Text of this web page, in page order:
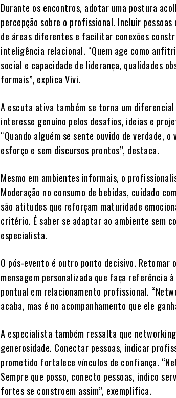
Durante os encontros, adotar uma postura
percepção sobre o profissional. Incluir
de áreas diferentes e facilitar conexões
inteligência relacional. “Quem age como
social e capacidade de liderança, qualidades
formais”, explica Vivi.
A escuta ativa também se torna um
interesse genuíno pelos desafios, ideias e
“Quando alguém se sente ouvido de verdade,
esforço e sem discursos prontos”, destaca.
Mesmo em ambientes informais, o
Moderação no consumo de bebidas, cuidado
são atitudes que reforçam maturidade
critério. É saber se adaptar ao ambiente sem
especialista.
O pós-evento é outro ponto decisivo. Retomar
mensagem personalizada que faça referência
pontual em relacionamento profissional.
acaba, mas é no acompanhamento que ele
A especialista também ressalta que
generosidade. Conectar pessoas, indicar
prometido fortalece vínculos de confiança.
Sempre que posso, conecto pessoas, indico
fortes se constroem assim”, exemplifica.